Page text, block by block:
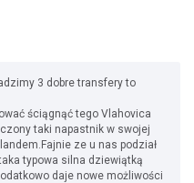
3 dobre transfery to
ściągnąć tego Vlahovica
taki napastnik w swojej
ze u nas podział
typowa silna dziewiątką
daje nowe możliwości